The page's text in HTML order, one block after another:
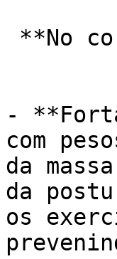
-
com
da
da
os